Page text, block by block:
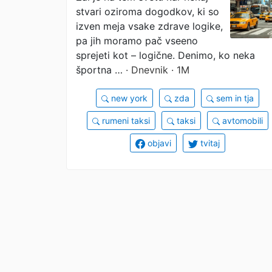
Yorka sploh rumen?
stvari oziroma dogodkov, ki so
izven meja vsake zdrave logike,
pa jih moramo pač vseeno
sprejeti kot – logične. Denimo, ko neka
športna … · Dnevnik · 1M
new york zda sem in tja
rumeni taksi taksi avtomobili
objavi tvitaj